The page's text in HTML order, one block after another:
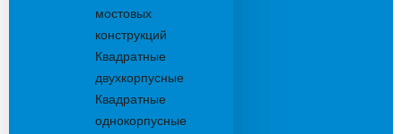
мостовых
конструкций
Квадратные
двухкорпусные
Квадратные
однокорпусные